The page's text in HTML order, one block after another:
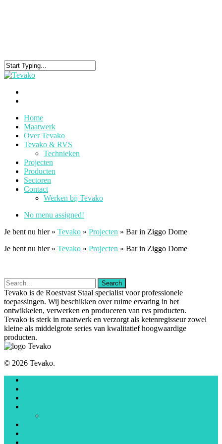
Home
Maatwerk
Over Tevako
Tevako & RVS
Technieken
Projecten
Producten
Sectoren
Contact
Werken bij Tevako
No menu assigned!
Je bent nu hier » Tevako » Projecten » Bar in Ziggo Dome
Je bent nu hier » Tevako » Projecten » Bar in Ziggo Dome
Tevako is de Roestvast Staal specialist voor professionele
toepassingen. Wij beschikken over ruime ervaring in het
ontwikkelen, verwerken en produceren van rvs producten.
Tevako is sterk in maatwerk en verzorgt als ketenregisseur zowel
kleine als middelgrote series van kwalitatief hoogwaardige
producten.
© 2026 Tevako.